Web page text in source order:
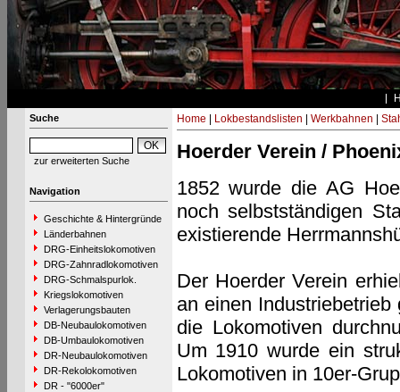
Suche
zur erweiterten Suche
Navigation
Geschichte & Hintergründe
Länderbahnen
DRG-Einheitslokomotiven
DRG-Zahnradlokomotiven
DRG-Schmalspurlok.
Kriegslokomotiven
Verlagerungsbauten
DB-Neubaulokomotiven
DB-Umbaulokomotiven
DR-Neubaulokomotiven
DR-Rekolokomotiven
DR - "6000er"
Home Lokbestandslisten Werkbahnen
Hoerder Verein /
1852 wurde die AG
noch selbstständigen
existierende
Der Hoerder Verein
an einen
die Lokomotiven
Um 1910 wurde ein
Lokomotiven in 10er-